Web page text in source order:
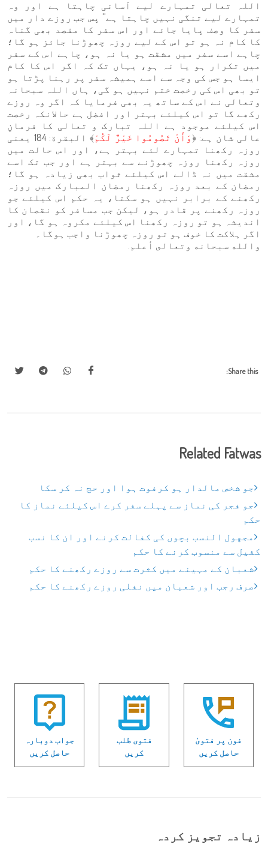
اللہ تعالی تمہارے لیے آسانی چاہتا ہے اور وہ
تمہارے لیے تنگی نہیں چاہتا ہے'' پس جب روزے دار میں
سفر کا وصف پایا جائے اور اس سفر کا مقصد بھی گناہ
کا کام نہ ہو تو اس کے لیے روزہ چھوڑنا جائز ہو گا؛
چاہے اسے سفر میں مشقت ہو یا نہ ہو، چاہے اس کے سفر
میں تکرار ہو یا نہ ہو، یہاں تک کہ اگر اس کا کام
ایسا ہو جس کی وجہ سے اسے ہمیشہ سفر پر رہنا پڑتا ہو
تو بھی اس کی رخصت ختم نہیں ہو گی، ہاں اللہ سبحانہ
وتعالی نے اس کے ساتھ یہ بھی فرمایا کہ اگر وہ روزے
رکھے گا تو اس کیلئے بہتر اور افضل ہے حالانکہ رخصت
اس کیلئے موجود ہے اللہ تبارک و تعالی کا فرمانِ
عالی شان ہے: ﴿وَأَنْ تَصُومُوا خَيْرٌ لَكُمْ
﴾ البقرة: 184 یعنی
روزہ رکھنا تمہارے لئے بہتر ہے، اور اس حالت میں
روزہ رکھنا روزہ چھوڑنے سے بہتر ہے اور جب تک اسے
مشقت میں نہ ڈالے اس کیلئے ثواب بھی زیادہ ہو گا؛
رمضان کے بعد روزہ رکھنا رمضان المبارک میں روزہ
رکھنے کے برابر نہیں ہو سکتا، یہ حکم اس کیلئے جو
روزہ رکھنے پر قادر ہو، لیکن جب مسافر کو نقصان کا
اندیشہ ہو تو روزہ رکھنا اس کیلئے مکروہ ہو گا، اور
اگر ہلاکت کا خوف ہو تو روزہ چھوڑنا واجب ہوگا۔
والله سبحانه وتعالى أعلم.
Share this:
Related Fatwas
جو شخص مالدار ہو کرفوت ہوا اور حج نہ کر سکا
جو فجر کی نماز سے پہلے سفر کرے اس کیلئے نماز کا
حکم
مجهول النسب بچوں کی کفالت کرنے اور ان کا نسب
کفیل سے منسوب کرنے کا حکم
شعبان کے مہینے میں کثرت سے روزے رکھنے کا حکم
صرف رجب اور شعبان میں نفلی روزے رکھنے کا حکم
فون پر فتویٰ
حاصل کریں
فتوی طلب
کریں
جواب دوبارہ
حاصل کریں
زیادہ تجویز کردہ